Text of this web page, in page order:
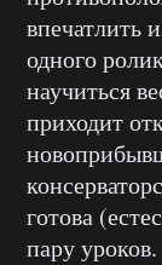
впечатлить
одного
научиться
приходит
готова
пару уроков.